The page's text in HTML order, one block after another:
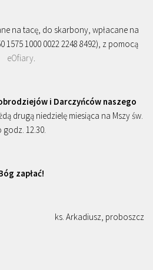
na tacę, do skarbony, wpłacane na
1000 0022 2248 8492), z pomocą
eOfiary.
i Darczyńców naszego
drugą niedzielę miesiąca na Mszy św.
godz. 12.30.
zapłać!
ks. Arkadiusz, proboszcz